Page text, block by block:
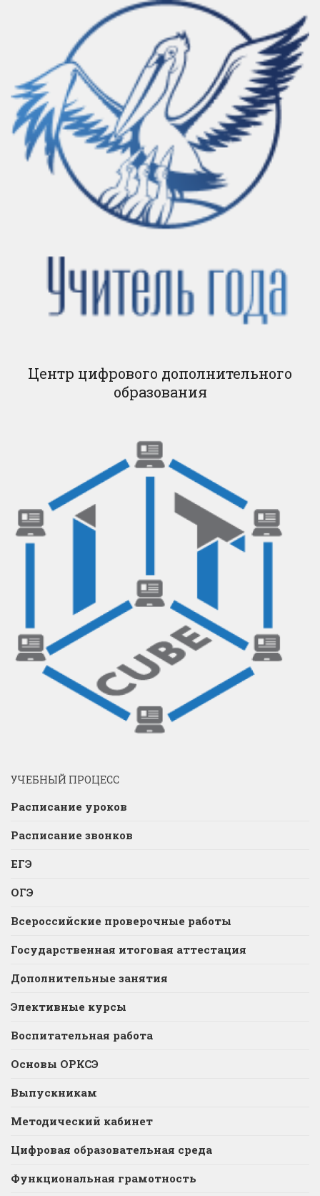
Центр цифрового дополнительного
образования
УЧЕБНЫЙ ПРОЦЕСС
Расписание уроков
Расписание звонков
ЕГЭ
ОГЭ
Всероссийские проверочные работы
Государственная итоговая аттестация
Дополнительные занятия
Элективные курсы
Воспитательная работа
Основы ОРКСЭ
Выпускникам
Методический кабинет
Цифровая образовательная среда
Функциональная грамотность